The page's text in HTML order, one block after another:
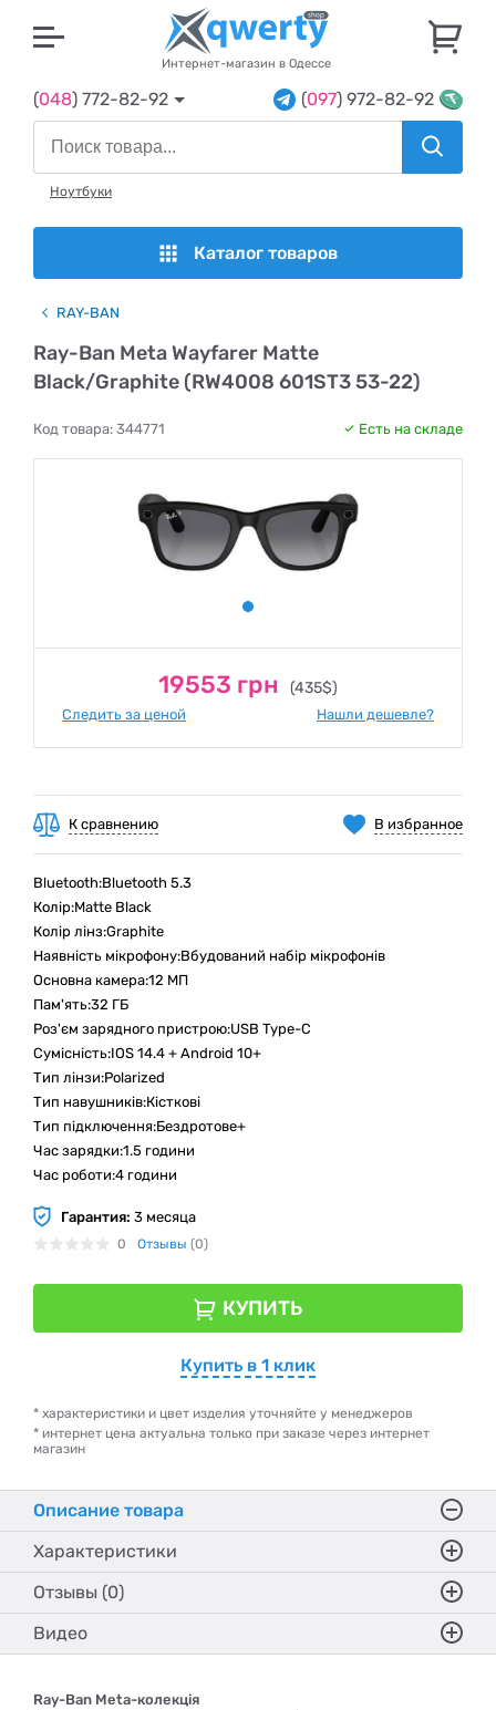
Интернет-магазин в Одессе
(048) 772-82-92 (097) 972-82-92
Ноутбуки
Каталог товаров
RAY-BAN
Ray-Ban Meta Wayfarer Matte
Black/Graphite (RW4008 601ST3 53-22)
Код товара: 344771 Есть на складе
19553 грн (435$)
Следить за ценой Нашли дешевле?
В избранное
К сравнению
Bluetooth:Bluetooth 5.3
Колір:Matte Black
Колір лінз:Graphite
Наявність мікрофону:Вбудований набір мікрофонів
Основна камера:12 МП
Пам'ять:32 ГБ
Роз'єм зарядного пристрою:USB Type-C
Сумісність:IOS 14.4 + Android 10+
Тип лінзи:Polarized
Тип навушників:Кісткові
Тип підключення:Бездротове+
Час зарядки:1.5 години
Час роботи:4 години
Гарантия: 3 месяца
0 Отзывы (0)
КУПИТЬ
Купить в 1 клик
* характеристики и цвет изделия уточняйте у менеджеров
* интернет цена актуальна только при заказе через интернет
магазин
Описание товара
Характеристики
Отзывы (0)
Видео
Ray-Ban Meta-колекція